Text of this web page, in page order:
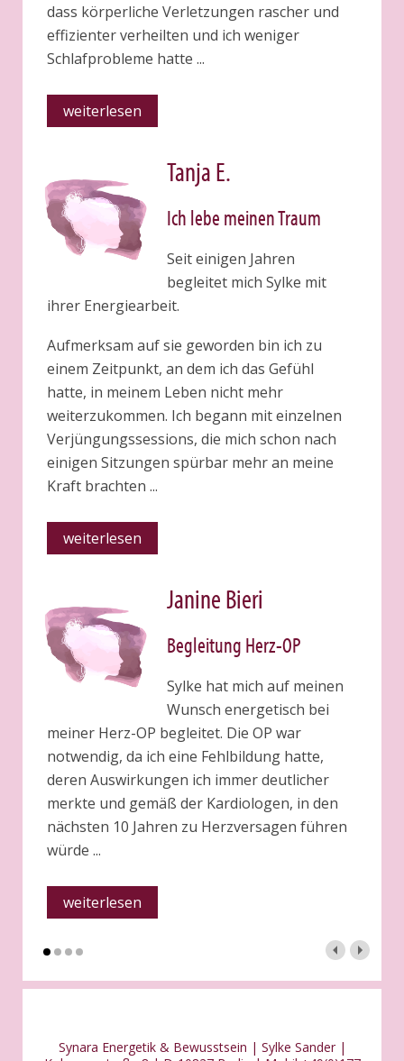
dass körperliche Verletzungen rascher und
effizienter verheilten und ich weniger
Schlafprobleme hatte ...
weiterlesen
Tanja E.
Ich lebe meinen Traum
Seit einigen Jahren
begleitet mich Sylke mit
ihrer Energiearbeit.
Aufmerksam auf sie geworden bin ich zu
einem Zeitpunkt, an dem ich das Gefühl
hatte, in meinem Leben nicht mehr
weiterzukommen. Ich begann mit einzelnen
Verjüngungssessions, die mich schon nach
einigen Sitzungen spürbar mehr an meine
Kraft brachten ...
weiterlesen
Janine Bieri
Begleitung Herz-OP
Sylke hat mich auf meinen
Wunsch energetisch bei
meiner Herz-OP begleitet. Die OP war
notwendig, da ich eine Fehlbildung hatte,
deren Auswirkungen ich immer deutlicher
merkte und gemäß der Kardiologen, in den
nächsten 10 Jahren zu Herzversagen führen
würde ...
weiterlesen
Synara Energetik & Bewusstsein | Sylke Sander |